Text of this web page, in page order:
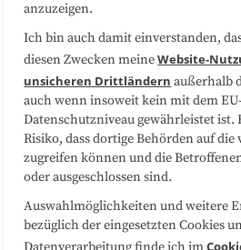
Sitemap
Folgen Sie uns
anzuzeigen.
Ich bin auch damit einverstanden,
diesen Zwecken meineWebsite-
unsicheren Drittländern außerhalb
auch wenn insoweit kein mit dem
Datenschutzniveau gewährleistet ist.
Risiko, dass dortige Behörden auf
zugreifen können und die
oder ausgeschlossen sind.
Auswahlmöglichkeiten und weitere
bezüglich der eingesetzten Cookies